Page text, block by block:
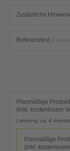
Zusätzliche
Referenztext
Planmäßige
(inkl. kostenlosem
Lieferung: ca. 4
Planmäßige
(inkl.